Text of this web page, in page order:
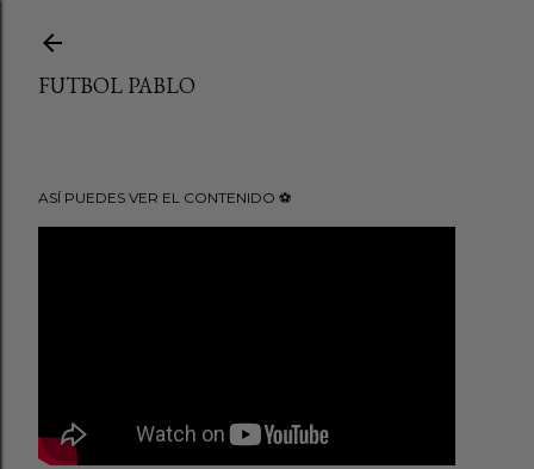
FUTBOL PABLO
ASÍ PUEDES VER EL CONTENIDO ⚽️